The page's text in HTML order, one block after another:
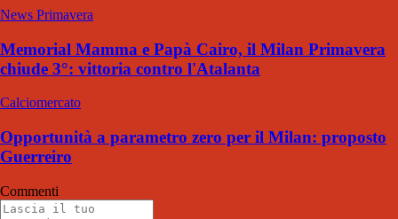
News Primavera
Memorial Mamma e Papà Cairo, il Milan Primavera
chiude 3°: vittoria contro l'Atalanta
Calciomercato
Opportunità a parametro zero per il Milan: proposto
Guerreiro
Commenti